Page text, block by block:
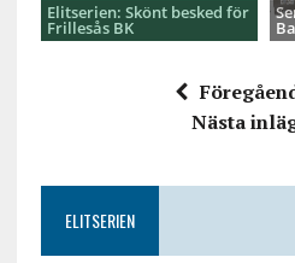
Elitserien: Skönt besked för
Frillesås BK
Nästa
ELITSERIEN